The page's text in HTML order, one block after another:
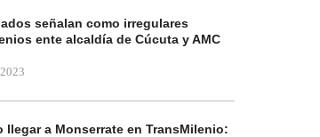
señalan como irregulares
ente alcaldía de Cúcuta y AMC
llegar a Monserrate en TransMilenio: